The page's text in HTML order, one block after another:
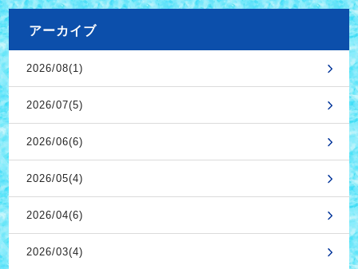
アーカイブ
2026/08(1)
2026/07(5)
2026/06(6)
2026/05(4)
2026/04(6)
2026/03(4)